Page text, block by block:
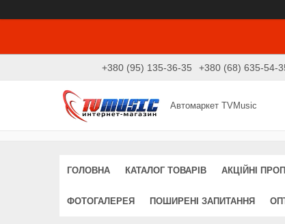
+380 (95) 135-36-35 +380 (68) 635-54-
Автомаркет TVMusic
ГОЛОВНА КАТАЛОГ ТОВАРІВ АКЦІЙНІ
ФОТОГАЛЕРЕЯ ПОШИРЕНІ ЗАПИТАННЯ